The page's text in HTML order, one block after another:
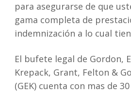
para asegurarse de que
gama completa de
indemnización a lo cual
El bufete legal de Gordon,
Krepack, Grant, Felton &
(GEK) cuenta con mas de